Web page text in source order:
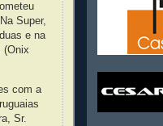
Super,
e na
(Onix
com a
Sr.